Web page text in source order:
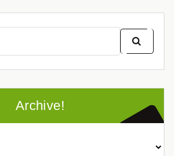
Archive!